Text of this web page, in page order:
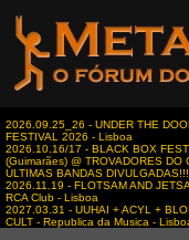
2026.09.25_26 - UNDER THE
FESTIVAL 2026 - Lisboa
2026.10.16/17 - BLACK BOX FEST
(Guimarães) @ TROVADORES DO
ÚLTIMAS BANDAS DIVULGADAS!!!
2026.11.19 - FLOTSAM AND
RCA Club - Lisboa
2027.03.31 - UUHAI + ACYL +
CULT - Republica da Musica -